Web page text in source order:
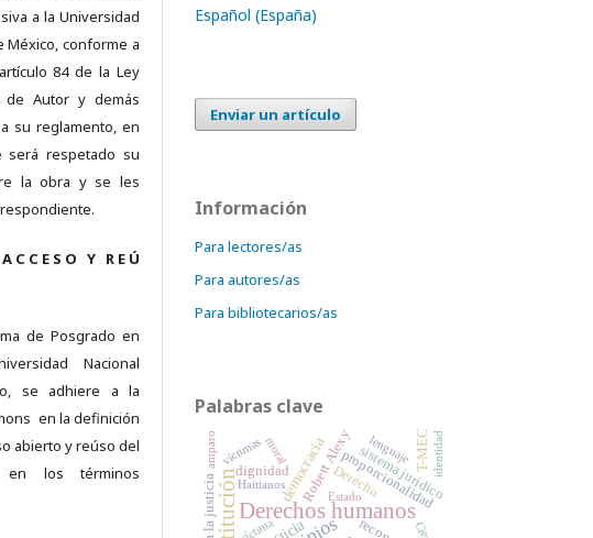
a la Universidad
México, conforme a
84 de la Ley
de Autor y demás
su reglamento, en
respetado su
la obra y se les
C C E S O Y R E Ú
de Posgrado en
Nacional
se adhiere a la
en la definición
abierto y reúso del
en los términos
Español (España)
Enviar un artículo
Información
Para lectores/as
Para autores/as
Para bibliotecarios/as
Palabras clave
Derechos humanos
democraciaproporcionalidad
Robert AlexyDerechosistema jurídico
dignidad T-MEC
moral
víctimas identidad
lenguaje
Estado
Haitianos
víctima
amparo